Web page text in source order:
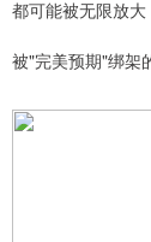
都可能被无限放大
被"完美预期"绑架